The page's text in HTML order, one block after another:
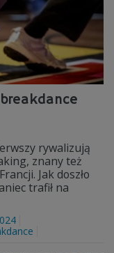
rywalizują
znany też
Jak doszło
trafił na